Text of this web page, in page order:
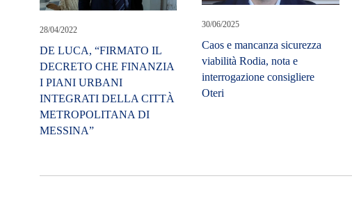
28/04/2022
DE LUCA, “FIRMATO IL
DECRETO CHE FINANZIA
I PIANI URBANI
INTEGRATI DELLA CITTÀ
METROPOLITANA DI
MESSINA”
30/06/2025
Caos e mancanza sicurezza
viabilità Rodia, nota e
interrogazione consigliere
Oteri